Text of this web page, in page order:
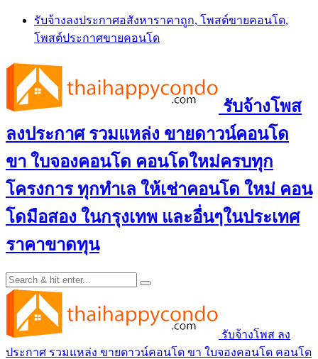
Skip
content
รับจ้างลงประกาศอสังหาราคาถูก, โพสต์ขายคอนโด,
โพสต์ประกาศขายคอนโด
รับจ้างโพส
ลงประกาศ รวมแหล่ง ขายดาวน์คอนโด
ขา ใบจองคอนโด คอนโดใหม่ครบทุก
โครงการ ทุกทำเล ให้เช่าคอนโด ใหม่ คอน
โดมือสอง ในกรุงเทพ และอื่นๆในประเทศ
ราคาขาดทุน
รับจ้างโพส ลง
ประกาศ รวมแหล่ง ขายดาวน์คอนโด ขา ใบจองคอนโด คอนโด